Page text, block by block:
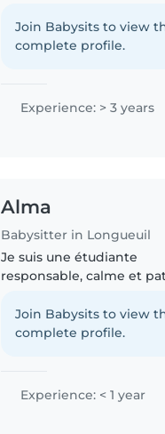
garde d'enfants,
les bébés, les tout-petits
Join Babysits to view
complete profile.
Experience: > 3 years
Alma
Babysitter in Longueuil
Je suis une étudiante
responsable, calme et
j'aime passer du temps
jouer, lire des histoires et
Join Babysits to view
complete profile.
Experience: < 1 year